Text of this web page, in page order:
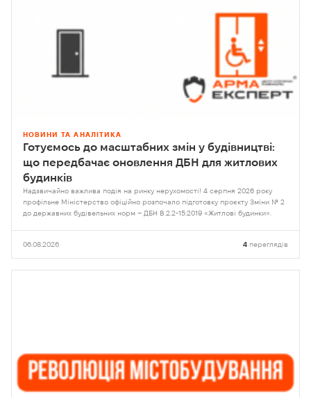
НОВИНИ ТА АНАЛІТИКА
Готуємось до масштабних змін у будівництві:
що передбачає оновлення ДБН для житлових
будинків
Надзвичайно важлива подія на ринку нерухомості! 4 серпня 2026 року
профільне Міністерство офіційно розпочало підготовку проєкту Зміни № 2
до державних будівельних норм – ДБН В.2.2-15:2019 «Житлові будинки».
06.08.2026 4 переглядів